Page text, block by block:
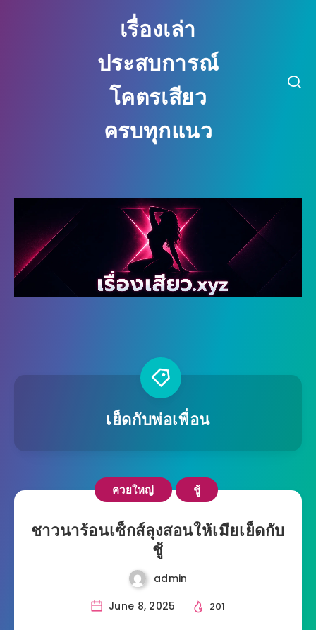
เรื่องเล่า ประสบการณ์ โคตรเสียว คร
เรื่องเล่า
ประสบการณ์
โคตรเสียว
ครบทุกแนว
เย็ดกับพ่อเพื่อน
ควยใหญ่ ชู้
ชาวนาร้อนเซ็กส์ลุงสอนให้เมียเย็ดกับ
ชู้
admin
June 8, 2025
201